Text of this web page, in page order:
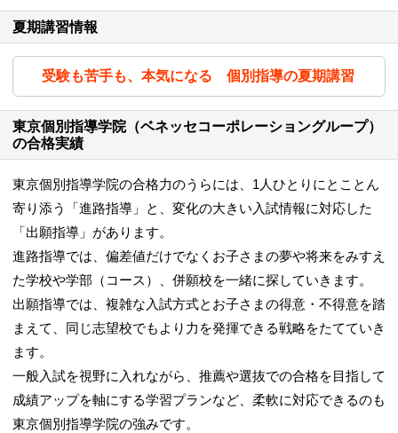
夏期講習情報
受験も苦手も、本気になる 個別指導の夏期講習
東京個別指導学院（ベネッセコーポレーショングループ）
の合格実績
東京個別指導学院の合格力のうらには、1人ひとりにとことん
寄り添う「進路指導」と、変化の大きい入試情報に対応した
「出願指導」があります。
進路指導では、偏差値だけでなくお子さまの夢や将来をみすえ
た学校や学部（コース）、併願校を一緒に探していきます。
出願指導では、複雑な入試方式とお子さまの得意・不得意を踏
まえて、同じ志望校でもより力を発揮できる戦略をたてていき
ます。
一般入試を視野に入れながら、推薦や選抜での合格を目指して
成績アップを軸にする学習プランなど、柔軟に対応できるのも
東京個別指導学院の強みです。